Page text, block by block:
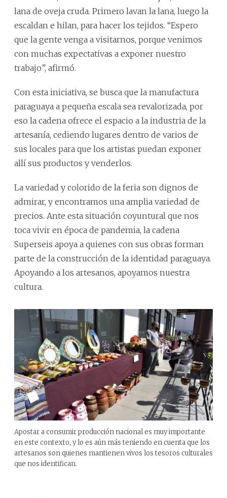
lana de oveja cruda. Primero lavan la lana, luego la
escaldan e hilan, para hacer los tejidos. “Espero
que la gente venga a visitarnos, porque venimos
con muchas expectativas a exponer nuestro
trabajo”, afirmó.
Con esta iniciativa, se busca que la manufactura
paraguaya a pequeña escala sea revalorizada, por
eso la cadena ofrece el espacio a la industria de la
artesanía, cediendo lugares dentro de varios de
sus locales para que los artistas puedan exponer
allí sus productos y venderlos.
La variedad y colorido de la feria son dignos de
admirar, y encontramos una amplia variedad de
precios. Ante esta situación coyuntural que nos
toca vivir en época de pandemia, la cadena
Superseis apoya a quienes con sus obras forman
parte de la construcción de la identidad paraguaya.
Apoyando a los artesanos, apoyamos nuestra
cultura.
Apostar a consumir producción nacional es muy importante
en este contexto, y lo es aún más teniendo en cuenta que los
artesanos son quienes mantienen vivos los tesoros culturales
que nos identifican.